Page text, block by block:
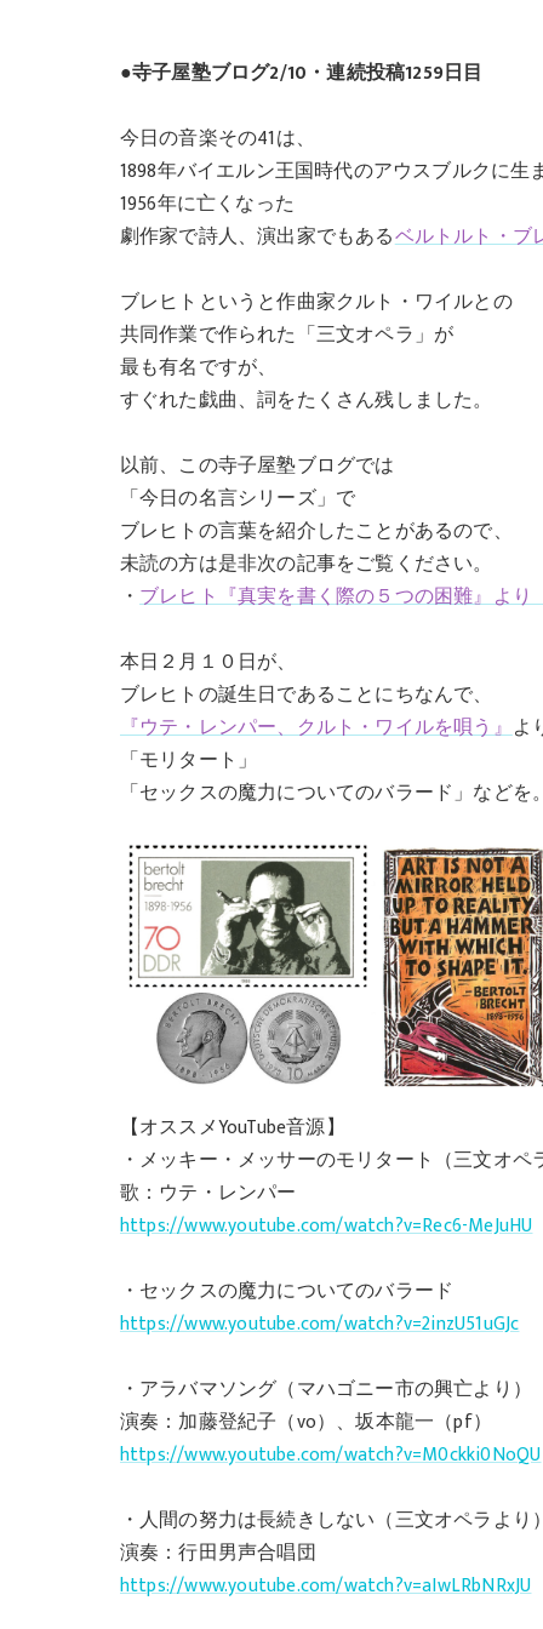
●寺子屋塾ブログ2/10・連続投稿1259日目
今日の音楽その41は、
1898年バイエルン王国時代のアウスブルクに生
1956年に亡くなった
劇作家で詩人、演出家でもあるベルトルト・ブ
ブレヒトというと作曲家クルト・ワイルとの
共同作業で作られた「三文オペラ」が
最も有名ですが、
すぐれた戯曲、詞をたくさん残しました。
以前、この寺子屋塾ブログでは
「今日の名言シリーズ」で
ブレヒトの言葉を紹介したことがあるので、
未読の方は是非次の記事をご覧ください。
・ブレヒト『真実を書く際の５つの困難』より
本日２月１０日が、
ブレヒトの誕生日であることにちなんで、
『ウテ・レンパー、クルト・ワイルを唄う』よ
「モリタート」
「セックスの魔力についてのバラード」などを。
【オススメYouTube音源】
・メッキー・メッサーのモリタート（三文オペ
歌：ウテ・レンパー
https://www.youtube.com/watch?v=Rec6-MeJuHU
・セックスの魔力についてのバラード
https://www.youtube.com/watch?v=2inzU51uGJc
・アラバマソング（マハゴニー市の興亡より）
演奏：加藤登紀子（vo）、坂本龍一（pf）
https://www.youtube.com/watch?v=M0ckki0NoQU
・人間の努力は長続きしない（三文オペラより）
演奏：行田男声合唱団
https://www.youtube.com/watch?v=aIwLRbNRxJU